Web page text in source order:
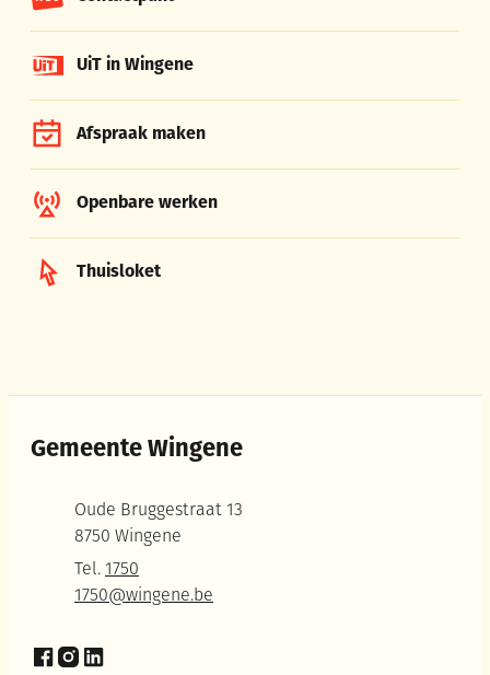
UiT in Wingene
Afspraak maken
Openbare werken
Thuisloket
Gemeente Wingene
Oude Bruggestraat 13
,8750 Wingene
1750
E-mail1750@wingene.be
Facebook
Instagram
LinkedIn